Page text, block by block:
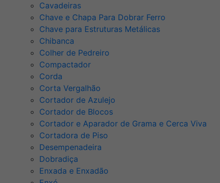
Cavadeiras
Chave e Chapa Para Dobrar Ferro
Chave para Estruturas Metálicas
Chibanca
Colher de Pedreiro
Compactador
Corda
Corta Vergalhão
Cortador de Azulejo
Cortador de Blocos
Cortador e Aparador de Grama e Cerca Viva
Cortadora de Piso
Desempenadeira
Dobradiça
Enxada e Enxadão